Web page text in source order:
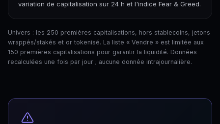
variation de capitalisation sur 24 h et l'indice Fear & Greed.
Univers : les 250 premières capitalisations, hors stablecoins, jetons
wrappés/stakés et or tokenisé. La liste « Vendre » est limitée aux
150 premières capitalisations pour garantir la liquidité. Données
recalculées une fois par jour ; aucune donnée intrajournalière.